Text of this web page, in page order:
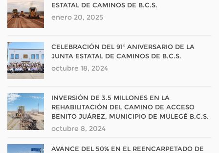
ESTATAL DE CAMINOS DE B.C.S.
enero 20, 2025
CELEBRACIÓN DEL 91° ANIVERSARIO DE LA
JUNTA ESTATAL DE CAMINOS DE B.C.S.
octubre 18, 2024
INVERSIÓN DE 3.5 MILLONES EN LA
REHABILITACIÓN DEL CAMINO DE ACCESO
BENITO JUÁREZ, MUNICIPIO DE MULEGÉ B.C.S.
octubre 8, 2024
AVANCE DEL 50% EN EL REENCARPETADO DE